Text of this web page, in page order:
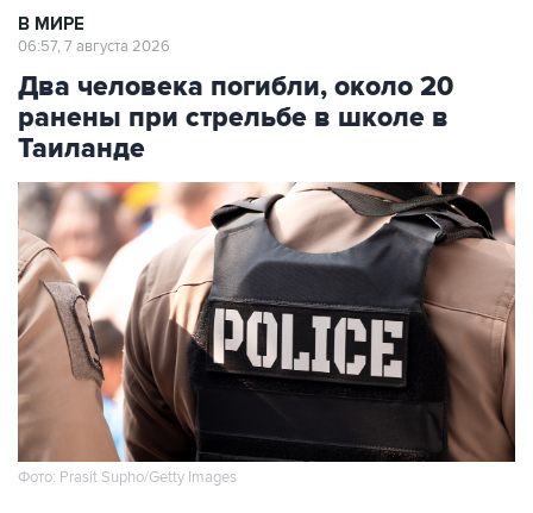
Два человека погибли, около 20
ранены при стрельбе в школе в
Таиланде
Фото: Prasit Supho/Getty Images
Москва. 7 августа. INTERFAX.RU - В результате